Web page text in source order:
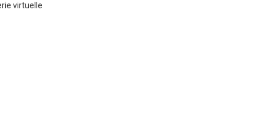
virtuelle